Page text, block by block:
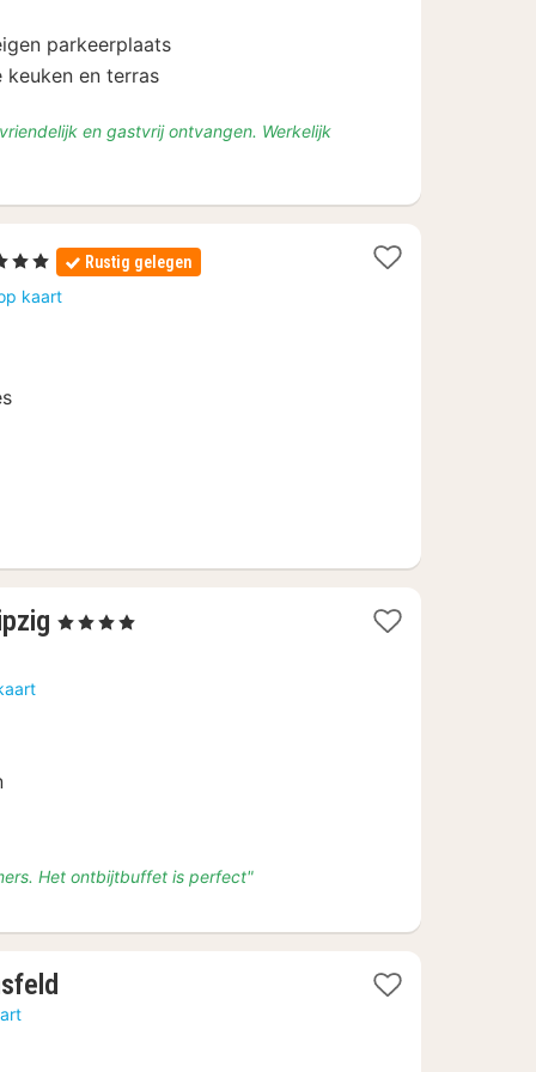
parkeerplaats
keuken en terras
en gastvrij ontvangen. Werkelijk
nacht
Sterren Rustig gelegen
kaart
3
, 4 Sterren
Het ontbijtbuffet is perfect"